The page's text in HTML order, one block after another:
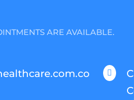
ARE AVAILABLE.
